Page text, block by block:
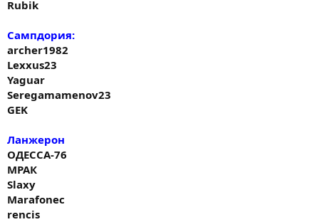
Rubik
Сампдория:
archer1982
Lexxus23
Yaguar
Seregamamenov23
GEK
Ланжерон
ОДЕССА-76
МРАК
Slaxy
Marafonec
rencis